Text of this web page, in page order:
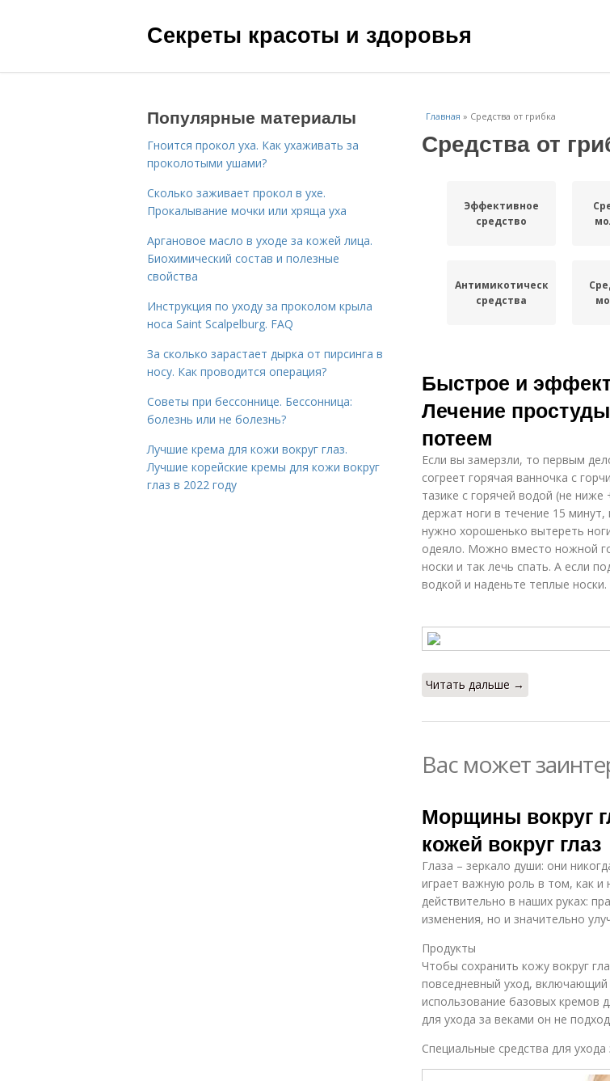
Секреты красоты и здоровья
Главная » Средства от грибка
Средства от
Эффективное
средство
Антимикотические
средства
Быстрое и
Лечение
потеем
Если вы замерзли, то первым
согреет горячая ванночка с
тазике с горячей водой (не
держат ноги в течение 15
нужно хорошенько вытереть
одеяло. Можно вместо ножной
носки и так лечь спать. А если
водкой и наденьте теплые носки.
Читать дальше →
Вас может
Морщины вокруг
кожей вокруг глаз
Глаза – зеркало души: они
играет важную роль в том, как и
действительно в наших руках:
изменения, но и значительно
Продукты
Чтобы сохранить кожу вокруг
повседневный уход,
использование базовых кремов
для ухода за веками он не
Специальные средства для ухода
Популярные материалы
Гноится прокол уха. Как ухаживать за
проколотыми ушами?
Сколько заживает прокол в ухе.
Прокалывание мочки или хряща уха
Аргановое масло в уходе за кожей лица.
Биохимический состав и полезные
свойства
Инструкция по уходу за проколом крыла
носа Saint Scalpelburg. FAQ
За сколько зарастает дырка от пирсинга в
носу. Как проводится операция?
Советы при бессоннице. Бессонница:
болезнь или не болезнь?
Лучшие крема для кожи вокруг глаз.
Лучшие корейские кремы для кожи вокруг
глаз в 2022 году